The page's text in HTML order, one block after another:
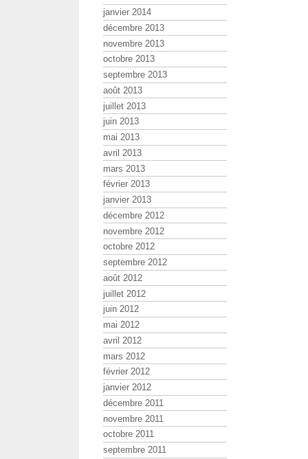
janvier 2014
décembre 2013
novembre 2013
octobre 2013
septembre 2013
août 2013
juillet 2013
juin 2013
mai 2013
avril 2013
mars 2013
février 2013
janvier 2013
décembre 2012
novembre 2012
octobre 2012
septembre 2012
août 2012
juillet 2012
juin 2012
mai 2012
avril 2012
mars 2012
février 2012
janvier 2012
décembre 2011
novembre 2011
octobre 2011
septembre 2011